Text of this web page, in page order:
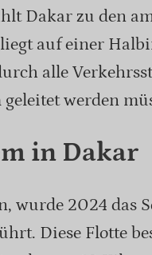
Dakar zu den
auf einer
alle
werden
in Dakar
wurde 2024 das
Diese Flotte